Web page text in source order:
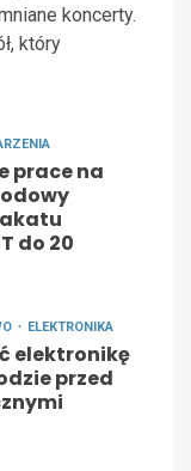
koncerty.
który
prace na
do 20
ELEKTRONIKA
elektronikę
przed